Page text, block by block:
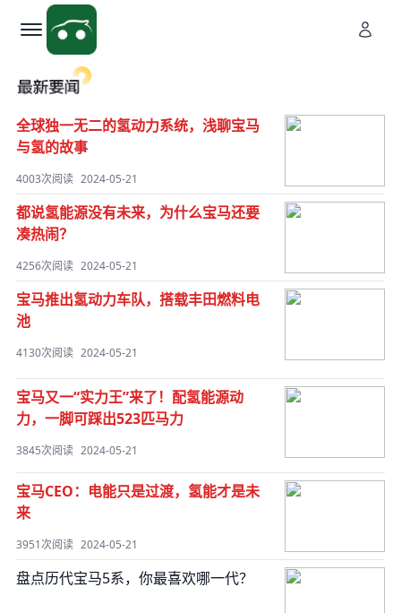
全球独一无二的氢动力系统，浅聊宝马
与氢的故事
4003次阅读 2024-05-21
都说氢能源没有未来，为什么宝马还要
凑热闹？
4256次阅读 2024-05-21
宝马推出氢动力车队，搭载丰田燃料电
池
4130次阅读 2024-05-21
宝马又一“实力王”来了！配氢能源动
力，一脚可踩出523匹马力
3845次阅读 2024-05-21
宝马CEO：电能只是过渡，氢能才是未
来
3951次阅读 2024-05-21
盘点历代宝马5系，你最喜欢哪一代？